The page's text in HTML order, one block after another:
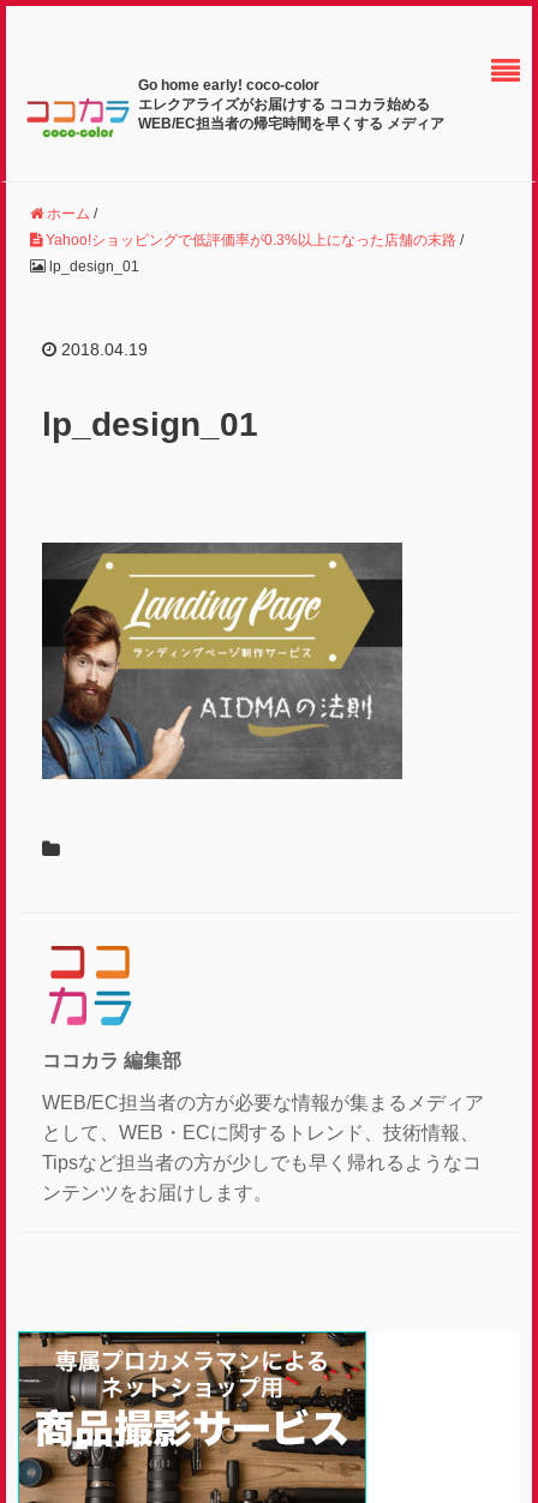
Go home early! coco-color
エレクアライズがお届けする ココカラ始める
WEB/EC担当者の帰宅時間を早くする メディア
ホーム /
Yahoo!ショッピングで低評価率が0.3%以上になった店舗の末路 /
lp_design_01
2018.04.19
lp_design_01
ココカラ 編集部
WEB/EC担当者の方が必要な情報が集まるメディア
として、WEB・ECに関するトレンド、技術情報、
Tipsなど担当者の方が少しでも早く帰れるようなコ
ンテンツをお届けします。